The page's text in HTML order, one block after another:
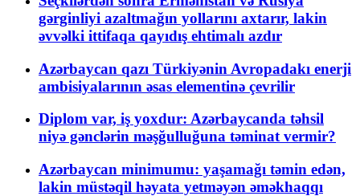
gərginliyi azaltmağın yollarını axtarır, lakin
əvvəlki ittifaqa qayıdış ehtimalı azdır
Azərbaycan qazı Türkiyənin Avropadakı enerji
ambisiyalarının əsas elementinə çevrilir
Diplom var, iş yoxdur: Azərbaycanda təhsil
niyə gənclərin məşğulluğuna təminat vermir?
Azərbaycan minimumu: yaşamağı təmin edən,
lakin müstəqil həyata yetməyən əməkhaqqı